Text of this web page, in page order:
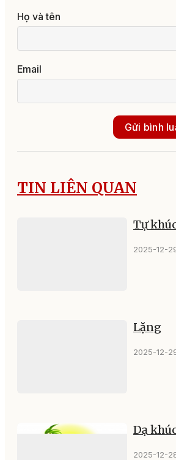
Họ và tên
Email
Gửi bình
TIN LIÊN QUAN
Tự
2025-12-
Lặng
2025-12-
Dạ
2025-12-